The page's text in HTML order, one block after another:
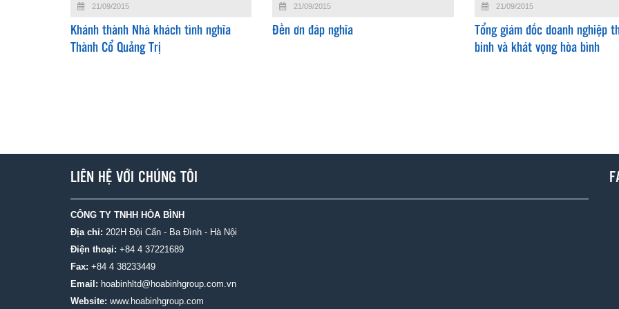
21/09/2015
Khánh thành Nhà khách tình nghĩa
Thành Cổ Quảng Trị
21/09/2015
Đền ơn đáp nghĩa
21/09/2015
Tổng giám đốc doanh nghiệp
binh và khát vọng hòa bình
LIÊN HỆ VỚI CHÚNG TÔI
CÔNG TY TNHH HÒA BÌNH
Địa chỉ: 202H Đội Cấn - Ba Đình - Hà Nội
Điện thoại: +84 4 37221689
Fax: +84 4 38233449
Email: hoabinhltd@hoabinhgroup.com.vn
Website: www.hoabinhgroup.com